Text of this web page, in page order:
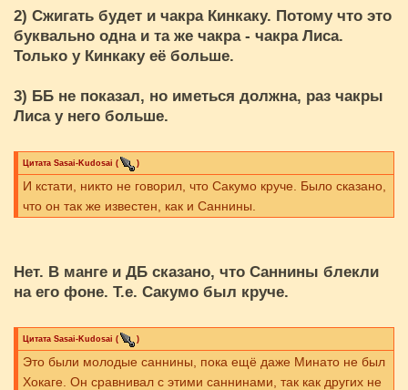
2) Сжигать будет и чакра Кинкаку. Потому что это
буквально одна и та же чакра - чакра Лиса.
Только у Кинкаку её больше.
3) ББ не показал, но иметься должна, раз чакры
Лиса у него больше.
Цитата Sasai-Kudosai ( )
И кстати, никто не говорил, что Сакумо круче. Было сказано,
что он так же известен, как и Саннины.
Нет. В манге и ДБ сказано, что Саннины блекли
на его фоне. Т.е. Сакумо был круче.
Цитата Sasai-Kudosai ( )
Это были молодые саннины, пока ещё даже Минато не был
Хокаге. Он сравнивал с этими саннинами, так как других не